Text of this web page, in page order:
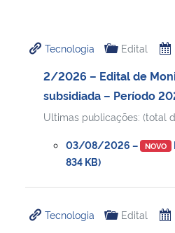
Ministério de Minas e Energia
Ministério da Ciência, Tecnologia,
Ministério do Turismo
Tecnologia Edital
2/2026 – Edital de
subsidiada – Período
Ultimas publicações: (total
03/08/2026 – NOVO
834 KB)
Tecnologia Edital